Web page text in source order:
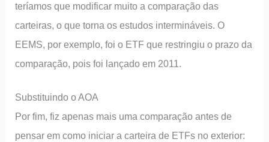
teríamos que modificar muito a comparação das
carteiras, o que torna os estudos intermináveis. O
EEMS, por exemplo, foi o ETF que restringiu o prazo da
comparação, pois foi lançado em 2011.
Substituindo o AOA
Por fim, fiz apenas mais uma comparação antes de
pensar em como iniciar a carteira de ETFs no exterior: